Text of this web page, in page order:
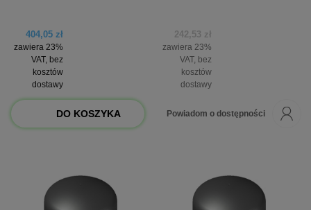
404,05 zł
zawiera 23%
VAT, bez
kosztów
dostawy
DO KOSZYKA
242,53 zł
zawiera 23%
VAT, bez
kosztów
dostawy
Powiadom o dostępności